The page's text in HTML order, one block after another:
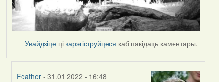
Увайдзіце цізарэгіструйцеся каб пакідаць каментары.
Feather - 31.01.2022 - 16:48